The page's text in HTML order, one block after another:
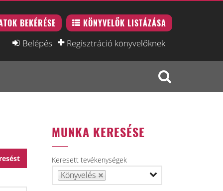
BEKÉRÉSE KÖNYVELŐK LISTÁZÁSA
Belépés Regisztráció könyvelőknek
MUNKA KERESÉSE
Keresett tevékenységek
Könyvelés